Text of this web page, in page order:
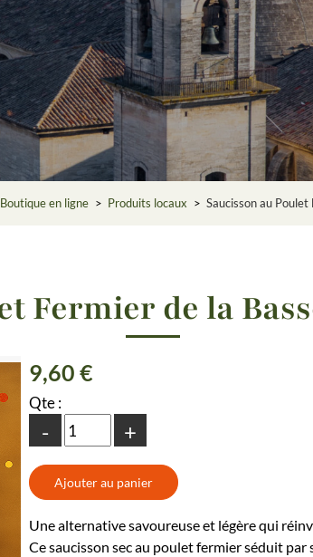
Boutique en ligne > Produits locaux > Saucisson au
Fermier de la
9,60 €
Qte :
- +
Une alternative savoureuse et légère qui
Ce saucisson sec au poulet fermier séduit